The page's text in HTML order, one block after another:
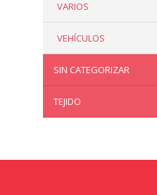
VARIOS
VEHÍCULOS
SIN CATEGORIZAR
TEJIDO